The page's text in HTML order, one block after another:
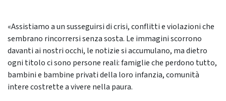
«Assistiamo a un susseguirsi di crisi, conflitti e violazioni che
sembrano rincorrersi senza sosta. Le immagini scorrono
davanti ai nostri occhi, le notizie si accumulano, ma dietro
ogni titolo ci sono persone reali: famiglie che perdono tutto,
bambini e bambine privati della loro infanzia, comunità
intere costrette a vivere nella paura.